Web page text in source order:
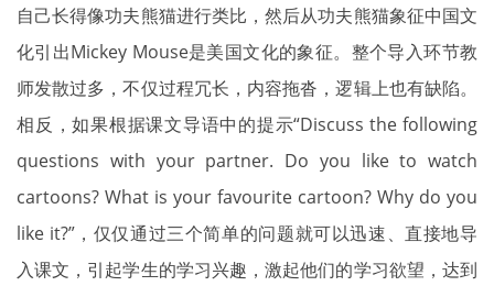
自己长得像功夫熊猫进行类比，然后从功夫熊猫象征中国文
化引出Mickey Mouse是美国文化的象征。整个导入环节教
师发散过多，不仅过程冗长，内容拖沓，逻辑上也有缺陷。
相反，如果根据课文导语中的提示“Discuss the following
questions with your partner. Do you like to watch
cartoons? What is your favourite cartoon? Why do you
like it?”，仅仅通过三个简单的问题就可以迅速、直接地导
入课文，引起学生的学习兴趣，激起他们的学习欲望，达到